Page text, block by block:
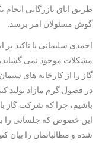
طریق اتاق بازرگانی انجام
گوش مسئولان امر برسد.
احمدی سلیمانی با تاکید
مشکلات موجود نمی
گاز را از کارخانه های
در فصول گرم مازاد تولید
باشیم، چرا که شرکت گاز
این خصوص که جلساتی را
شده و مطالباتمان را بیان